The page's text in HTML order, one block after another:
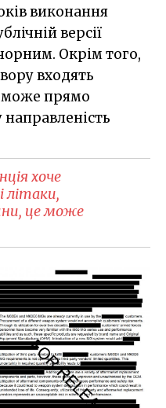
виконання
версії
Окрім того,
входять
може прямо
хоче
літаки,
це може